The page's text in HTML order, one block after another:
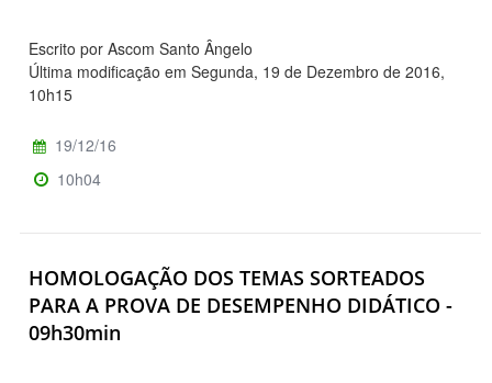
Escrito por Ascom Santo Ângelo
Última modificação em Segunda, 19 de Dezembro de 2016,
10h15
19/12/16
10h04
HOMOLOGAÇÃO DOS TEMAS SORTEADOS
PARA A PROVA DE DESEMPENHO DIDÁTICO -
09h30min